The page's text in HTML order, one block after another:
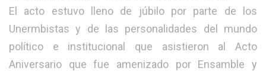
El acto estuvo lleno de júbilo por parte de los
Unermbistas y de las personalidades del mundo
político e institucional que asistieron al Acto
Aniversario que fue amenizado por Ensamble y